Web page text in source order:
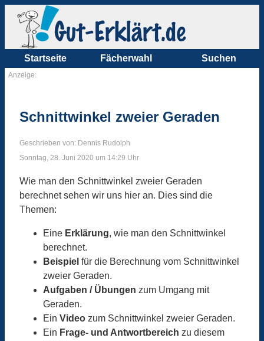
Startseite Fächerwahl Suchen
Anzeige:
Schnittwinkel zweier Geraden
Geschrieben von: Dennis Rudolph
Sonntag, 28. Juni 2020 um 14:29 Uhr
Wie man den Schnittwinkel zweier Geraden
berechnet sehen wir uns hier an. Dies sind die
Themen:
Eine Erklärung, wie man den Schnittwinkel
berechnet.
Beispiel für die Berechnung vom Schnittwinkel
zweier Geraden.
Aufgaben / Übungen zum Umgang mit
Geraden.
Ein Video zum Schnittwinkel zweier Geraden.
Ein Frage- und Antwortbereich zu diesem